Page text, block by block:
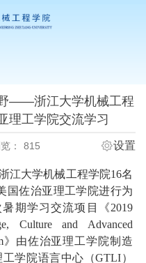
——浙江大学机械工程
理工学院交流学习
： 815 设置
江大学机械工程学院16名
国佐治亚理工学院进行为
期学习交流项目《2019
Culture and Advanced
》由佐治亚理工学院制造
学院语言中心（GTLI）